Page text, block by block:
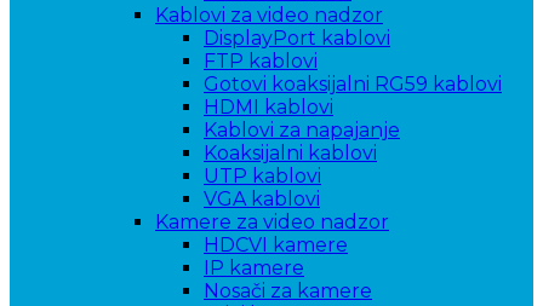
Kablovi za video nadzor
DisplayPort kablovi
FTP kablovi
Gotovi koaksijalni RG59 kablovi
HDMI kablovi
Kablovi za napajanje
Koaksijalni kablovi
UTP kablovi
VGA kablovi
Kamere za video nadzor
HDCVI kamere
IP kamere
Nosači za kamere